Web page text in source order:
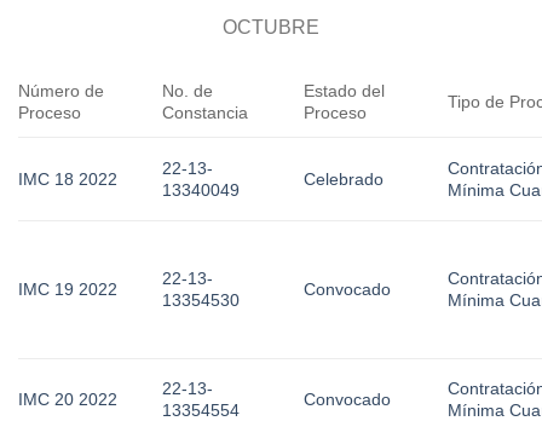
OCTUBRE
Número de
Proceso
No. de
Constancia
Estado del
Proceso
Tipo de
IMC 18 2022
22-13-
13340049
Celebrado
Mínima
IMC 19 2022
22-13-
13354530
Convocado
Mínima
IMC 20 2022
22-13-
13354554
Convocado
Mínima